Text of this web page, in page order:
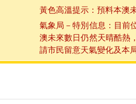
黃色高溫提示：預料本澳
氣象局－特別信息：目前
澳未來數日仍然天晴酷熱
請市民留意天氣變化及本